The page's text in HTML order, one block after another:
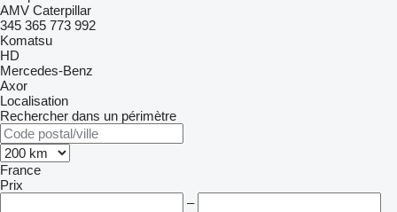
AMV Caterpillar
345 365 773 992
Komatsu
HD
Mercedes-Benz
Axor
Localisation
Rechercher dans un périmètre
France
Prix
–